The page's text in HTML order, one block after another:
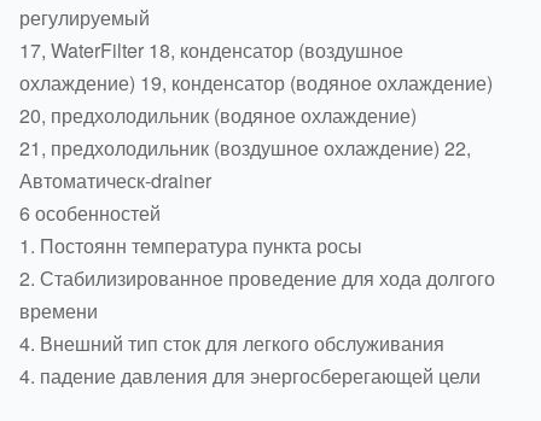
регулируемый
17, WaterFilter 18, конденсатор (воздушное
охлаждение) 19, конденсатор (водяное охлаждение)
20, предхолодильник (водяное охлаждение)
21, предхолодильник (воздушное охлаждение) 22,
Автоматическ-drainer
6 особенностей
1. Постоянн температура пункта росы
2. Стабилизированное проведение для хода долгого
времени
4. Внешний тип сток для легкого обслуживания
4. падение давления для энергосберегающей цели